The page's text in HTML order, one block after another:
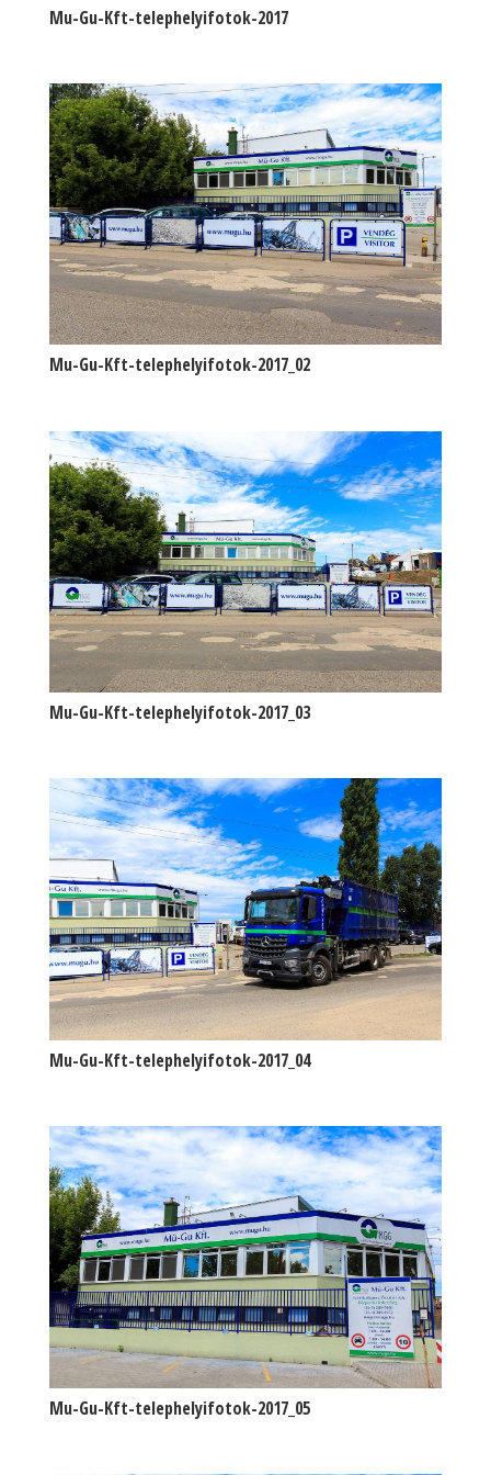
Mu-Gu-Kft-telephelyifotok-2017
Mu-Gu-Kft-telephelyifotok-2017_02
Mu-Gu-Kft-telephelyifotok-2017_03
Mu-Gu-Kft-telephelyifotok-2017_04
Mu-Gu-Kft-telephelyifotok-2017_05